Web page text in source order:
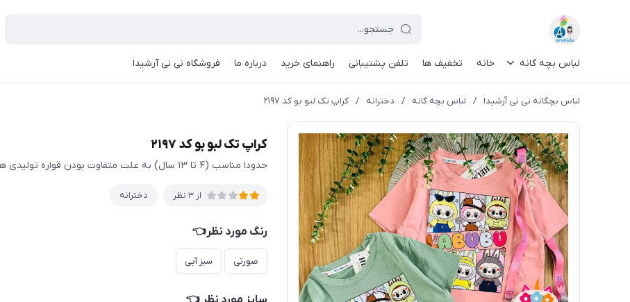
لباس بچه گانه خانه تخفیف ها تلفن پشتیبانی راهنمای خرید درباره ما فروشگاه نی نی آرشیدا
لباس بچگانه نی نی آرشیدا / لباس بچه گانه / دخترانه / کراپ تک لبو بو کد ۲۱۹۷
کراپ تک لبو بو کد ۲۱۹۷
حدودا مناسب (۴ تا ۱۳ سال) به علت متفاوت بودن قواره تولیدی ها حتما اندازها چک شود
از 3 نظر دخترانه
رنگ مورد نظر👈
صورتی سبز آبی